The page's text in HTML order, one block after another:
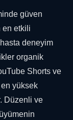
güven
en etkili
deneyim
organik
Shorts ve
en yüksek
Düzenli ve